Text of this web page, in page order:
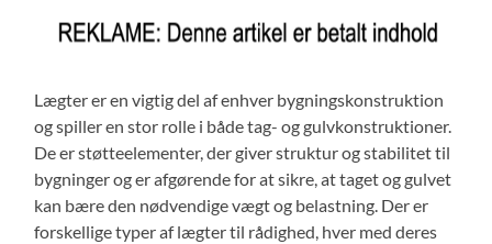
Lægter er en vigtig del af enhver bygningskonstruktion
og spiller en stor rolle i både tag- og gulvkonstruktioner.
De er støtteelementer, der giver struktur og stabilitet til
bygninger og er afgørende for at sikre, at taget og gulvet
kan bære den nødvendige vægt og belastning. Der er
forskellige typer af lægter til rådighed, hver med deres